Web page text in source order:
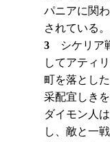
パニアに関
されている
3 シケリア
してアティ
町を落とし
采配宜しき
ダイモン人
し、敵と一